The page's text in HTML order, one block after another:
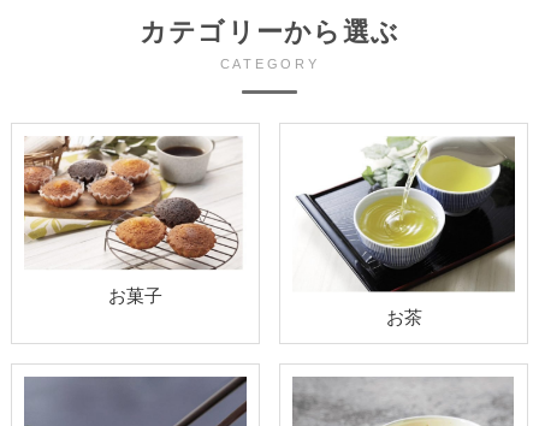
カテゴリーから選ぶ
CATEGORY
お菓子
お茶